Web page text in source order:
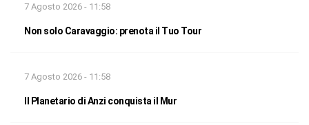
7 Agosto 2026 - 11:58
Non solo Caravaggio: prenota il Tuo Tour
7 Agosto 2026 - 11:58
Il Planetario di Anzi conquista il Mur